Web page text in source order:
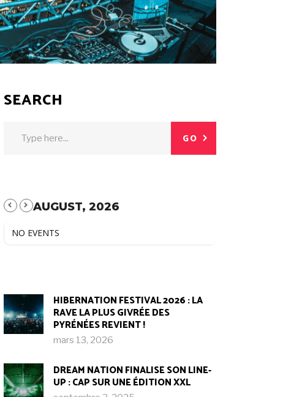
SEARCH
GO
AUGUST, 2026
NO EVENTS
HIBERNATION FESTIVAL 2026 : LA
RAVE LA PLUS GIVRÉE DES
PYRÉNÉES REVIENT !
mars 13, 2026
DREAM NATION FINALISE SON LINE-
UP : CAP SUR UNE ÉDITION XXL